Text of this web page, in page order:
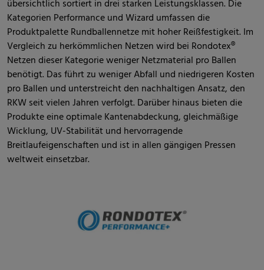
übersichtlich sortiert in drei starken Leistungsklassen. Die
Kategorien Performance und Wizard umfassen die
Produktpalette Rundballennetze mit hoher Reißfestigkeit. Im
Vergleich zu herkömmlichen Netzen wird bei Rondotex®
Netzen dieser Kategorie weniger Netzmaterial pro Ballen
benötigt. Das führt zu weniger Abfall und niedrigeren Kosten
pro Ballen und unterstreicht den nachhaltigen Ansatz, den
RKW seit vielen Jahren verfolgt. Darüber hinaus bieten die
Produkte eine optimale Kantenabdeckung, gleichmäßige
Wicklung, UV-Stabilität und hervorragende
Breitlaufeigenschaften und ist in allen gängigen Pressen
weltweit einsetzbar.